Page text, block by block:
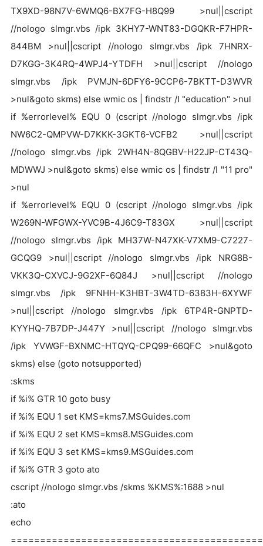
TX9XD-98N7V-6WMQ6-BX7FG-H8Q99 >nul||cscript
//nologo slmgr.vbs /ipk 3KHY7-WNT83-DGQKR-F7HPR-
844BM >nul||cscript //nologo slmgr.vbs /ipk 7HNRX-
D7KGG-3K4RQ-4WPJ4-YTDFH >nul||cscript //nologo
slmgr.vbs /ipk PVMJN-6DFY6-9CCP6-7BKTT-D3WVR
>nul&goto skms) else wmic os | findstr /I "education" >nul
if %errorlevel% EQU 0 (cscript //nologo slmgr.vbs /ipk
NW6C2-QMPVW-D7KKK-3GKT6-VCFB2 >nul||cscript
//nologo slmgr.vbs /ipk 2WH4N-8QGBV-H22JP-CT43Q-
MDWWJ >nul&goto skms) else wmic os | findstr /I "11 pro"
>nul
if %errorlevel% EQU 0 (cscript //nologo slmgr.vbs /ipk
W269N-WFGWX-YVC9B-4J6C9-T83GX >nul||cscript
//nologo slmgr.vbs /ipk MH37W-N47XK-V7XM9-C7227-
GCQG9 >nul||cscript //nologo slmgr.vbs /ipk NRG8B-
VKK3Q-CXVCJ-9G2XF-6Q84J >nul||cscript //nologo
slmgr.vbs /ipk 9FNHH-K3HBT-3W4TD-6383H-6XYWF
>nul||cscript //nologo slmgr.vbs /ipk 6TP4R-GNPTD-
KYYHQ-7B7DP-J447Y >nul||cscript //nologo slmgr.vbs
/ipk YVWGF-BXNMC-HTQYQ-CPQ99-66QFC >nul&goto
skms) else (goto notsupported)
:skms
if %i% GTR 10 goto busy
if %i% EQU 1 set KMS=kms7.MSGuides.com
if %i% EQU 2 set KMS=kms8.MSGuides.com
if %i% EQU 3 set KMS=kms9.MSGuides.com
if %i% GTR 3 goto ato
cscript //nologo slmgr.vbs /skms %KMS%:1688 >nul
:ato
echo